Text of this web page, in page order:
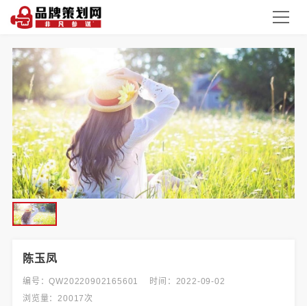
陈玉凤
编号：QW20220902165601
时间：2022-09-02
浏览量：20017次